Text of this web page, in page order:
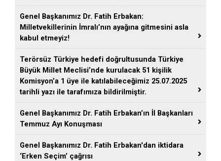
Genel Başkanımız Dr. Fatih Erbakan:
Milletvekillerinin İmralı’nın ayağına gitmesini asla
kabul etmeyiz!
Terörsüz Türkiye hedefi doğrultusunda Türkiye
Büyük Millet Meclisi’nde kurulacak 51 kişilik
Komisyon’a 1 üye ile katılabileceğimiz 25.07.2025
tarihli yazı ile tarafımıza bildirilmiştir.
Genel Başkanımız Dr. Fatih Erbakan’ın İl Başkanları
Temmuz Ayı Konuşması
Genel Başkanımız Dr. Fatih Erbakan'dan iktidara
‘Erken Seçim’ çağrısı